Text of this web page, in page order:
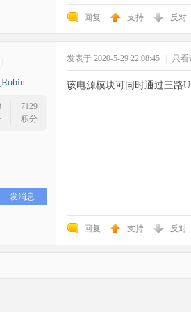
回复 支持 反对
7129
积分
发消息
发表于 2020-5-29 22:08:45 只看
该电源模块可同时通过三路
回复 支持 反对